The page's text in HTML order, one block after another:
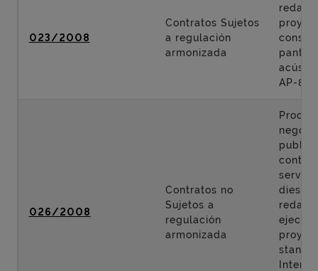
023/2008
Contratos Sujetos
a regulación
armonizada
AP-8
026/2008
Contratos no
Sujetos a
regulación
armonizada
diesño,
stand